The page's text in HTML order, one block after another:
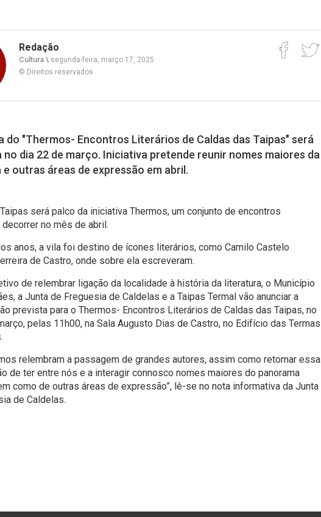
Redação
Cultura \ segunda-feira, março 17, 2025
© Direitos reservados
do "Thermos- Encontros Literários de Caldas das Taipas" será
no dia 22 de março. Iniciativa pretende reunir nomes maiores da
e outras áreas de expressão em abril.
será palco da iniciativa Thermos, um conjunto de encontros
no mês de abril.
anos, a vila foi destino de ícones literários, como Camilo Castelo
de Castro, onde sobre ela escreveram.
de relembrar ligação da localidade à história da literatura, o Município
a Junta de Freguesia de Caldelas e a Taipas Termal vão anunciar a
prevista para o Thermos- Encontros Literários de Caldas das Taipas, no
pelas 11h00, na Sala Augusto Dias de Castro, no Edifício das Termas
relembram a passagem de grandes autores, assim como retomar essa
de ter entre nós e a interagir connosco nomes maiores do panorama
como de outras áreas de expressão”, lê-se no nota informativa da Junta
de Caldelas.